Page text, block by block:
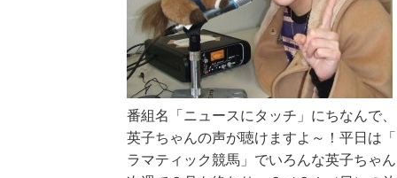
番組名「ニュースにタッチ」にちなんで
英子ちゃんの声が聴けますよ～！平日は
ラマティック競馬」でいろんな英子ちゃ